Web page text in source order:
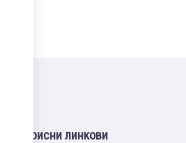
Корисни линкови